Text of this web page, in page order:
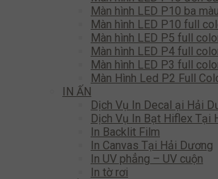
Màn hình LED P10 ba màu
Màn hình LED P10 full
Màn hình LED P5 full
Màn hình LED P4 full
Màn hình LED P3 full
Màn Hình Led P2 Full
IN ẤN
Dịch Vụ In Decal ại Hải
Dịch Vụ In Bạt Hiflex Tại
In Backlit Film
In Canvas Tại Hải Dương
In UV phẳng – UV cuộn
In tờ rơi